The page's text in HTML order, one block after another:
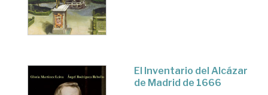
El Inventario del Alcázar
de Madrid de 1666